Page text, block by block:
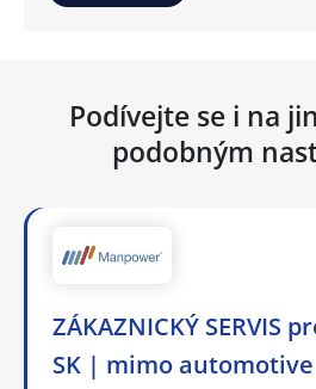
Podívejte se i na
podobným
ZÁKAZNICKÝ SERVIS
SK | mimo automotive